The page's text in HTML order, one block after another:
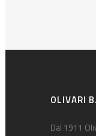
OLIVARI
Dal 1911